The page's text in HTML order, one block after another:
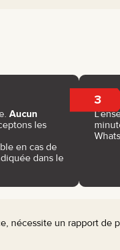
Aucun
les
en cas de
dans le
3
nécessite un rapport